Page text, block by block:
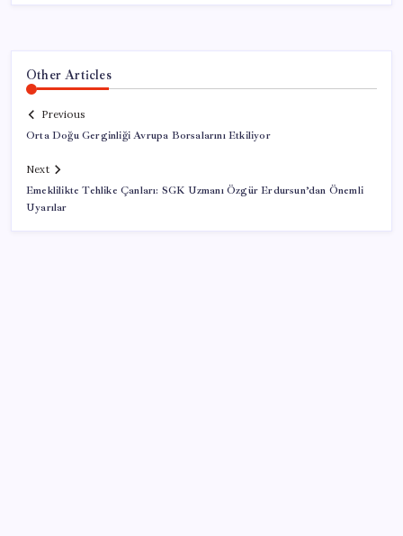
Other Articles
Previous
Orta Doğu Gerginliği Avrupa Borsalarını Etkiliyor
Next
Emeklilikte Tehlike Çanları: SGK Uzmanı Özgür Erdursun’dan Önemli
Uyarılar